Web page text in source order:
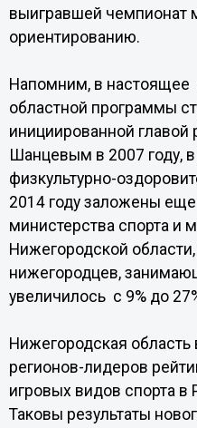
выигравшей чемпионат
ориентированию.
Напомним, в настоящее
областной программы
инициированной главой
Шанцевым в 2007 году, в
физкультурно-
2014 году заложены
министерства спорта и
Нижегородской
нижегородцев,
увеличилось с 9% до
Нижегородская
регионов-лидеров
игровых видов спорта
Таковы результаты